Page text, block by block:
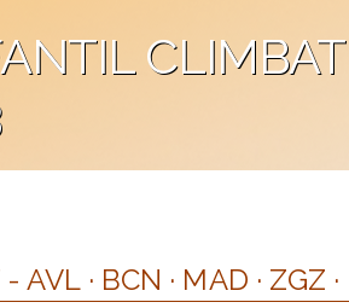
CLIMBAT
· BCN · MAD · ZGZ